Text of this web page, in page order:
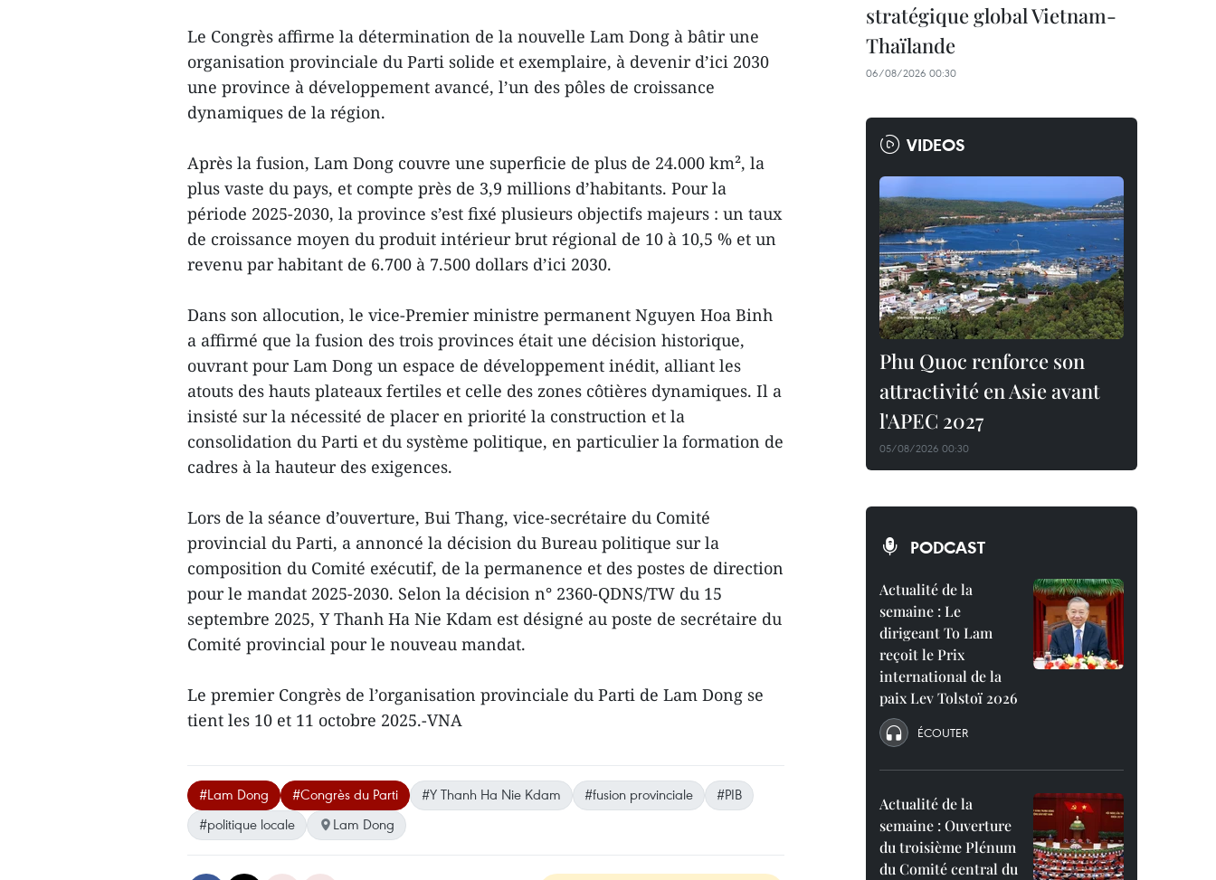
Le Congrès affirme la détermination de la nouvelle Lam Dong à bâtir une
organisation provinciale du Parti solide et exemplaire, à devenir d’ici 2030
une province à développement avancé, l’un des pôles de croissance
dynamiques de la région.
Après la fusion, Lam Dong couvre une superficie de plus de 24.000 km², la
plus vaste du pays, et compte près de 3,9 millions d’habitants. Pour la
période 2025-2030, la province s’est fixé plusieurs objectifs majeurs : un taux
de croissance moyen du produit intérieur brut régional de 10 à 10,5 % et un
revenu par habitant de 6.700 à 7.500 dollars d’ici 2030.
Dans son allocution, le vice-Premier ministre permanent Nguyen Hoa Binh
a affirmé que la fusion des trois provinces était une décision historique,
ouvrant pour Lam Dong un espace de développement inédit, alliant les
atouts des hauts plateaux fertiles et celle des zones côtières dynamiques. Il a
insisté sur la nécessité de placer en priorité la construction et la
consolidation du Parti et du système politique, en particulier la formation de
cadres à la hauteur des exigences.
Lors de la séance d’ouverture, Bui Thang, vice-secrétaire du Comité
provincial du Parti, a annoncé la décision du Bureau politique sur la
composition du Comité exécutif, de la permanence et des postes de direction
pour le mandat 2025-2030. Selon la décision n° 2360-QDNS/TW du 15
septembre 2025, Y Thanh Ha Nie Kdam est désigné au poste de secrétaire du
Comité provincial pour le nouveau mandat.
Le premier Congrès de l’organisation provinciale du Parti de Lam Dong se
tient les 10 et 11 octobre 2025.-VNA
#Lam Dong #Congrès du Parti #Y Thanh Ha Nie Kdam #fusion provinciale
#PIB
#politique locale
Lam Dong
stratégique global Vietnam-
Thaïlande
06/08/2026 00:30
VIDEOS
Phu Quoc renforce son
attractivité en Asie avant
l'APEC 2027
05/08/2026 00:30
PODCAST
Actualité de la
semaine : Le
dirigeant To Lam
reçoit le Prix
international de la
paix Lev Tolstoï 2026
ÉCOUTER
Actualité de la
semaine : Ouverture
du troisième Plénum
du Comité central du